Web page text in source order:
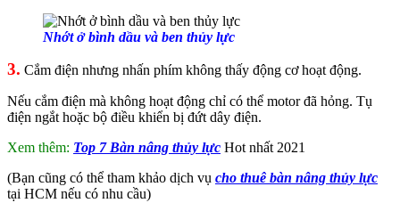
Nhớt ở bình dầu và ben thủy lực
3. Cắm điện nhưng nhấn phím không thấy động cơ hoạt động.
Nếu cắm điện mà không hoạt động chỉ có thể motor đã hỏng. Tụ
điện ngắt hoặc bộ điều khiển bị đứt dây điện.
Xem thêm: Top 7 Bàn nâng thủy lực Hot nhất 2021
(Bạn cũng có thể tham khảo dịch vụ cho thuê bàn nâng thủy lực
tại HCM nếu có nhu cầu)